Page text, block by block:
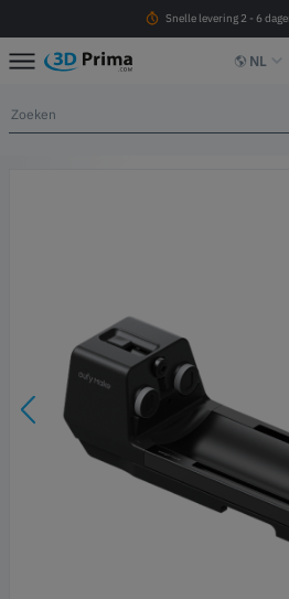
Snelle levering 2 - 6
NL